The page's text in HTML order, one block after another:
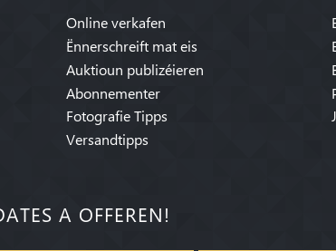
Online verkafen
Ënnerschreift mat eis
Auktioun publizéieren
Abonnementer
Fotografie Tipps
Versandtipps
A OFFEREN!